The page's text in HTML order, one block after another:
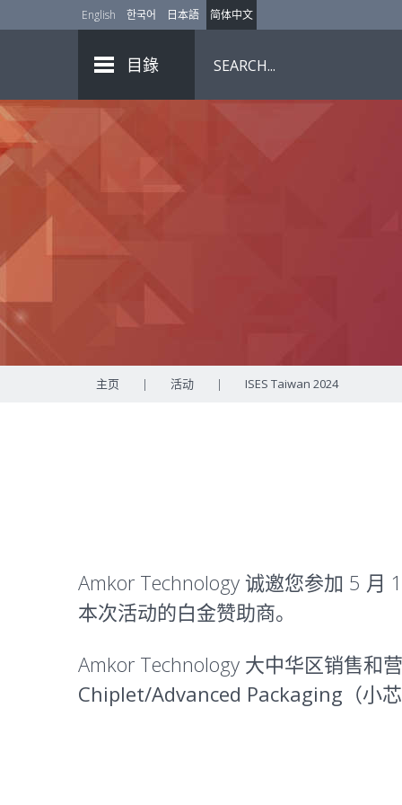
English 한국어 日本語 简体中文
目錄
主页 | 活动 | ISES Taiwan 2024
Amkor Technology 诚邀您参加 5 月
本次活动的白金赞助商。
Amkor Technology 大中华区销售和
Chiplet/Advanced Packaging （小